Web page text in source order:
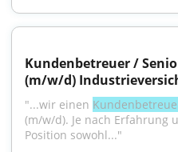
Kundenbetreuer /
(m/w/d)
"...wir einen
(m/w/d). Je nach Erfahrung
Position sowohl..."